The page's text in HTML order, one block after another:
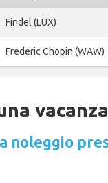
Findel (LUX)
Frederic Chopin (WAW)
noleggio